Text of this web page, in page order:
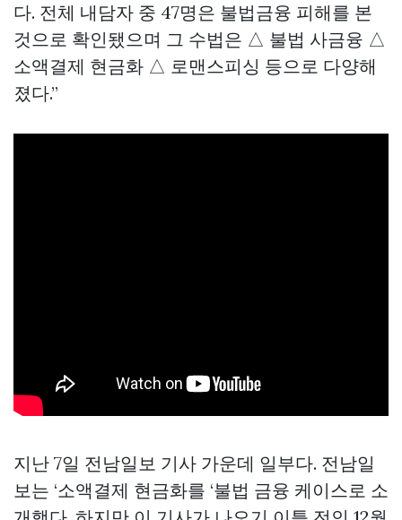
다. 전체 내담자 중 47명은 불법금융 피해를 본
것으로 확인됐으며 그 수법은 △ 불법 사금융 △
소액결제 현금화 △ 로맨스피싱 등으로 다양해
졌다.”
지난 7일 전남일보 기사 가운데 일부다. 전남일
보는 ‘소액결제 현금화를 ‘불법 금융 케이스로 소